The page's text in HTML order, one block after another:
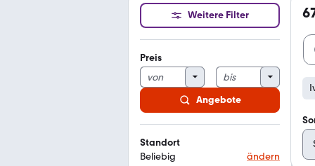
Weitere Filter
Preis
Angebote
Standort
Beliebig
ändern